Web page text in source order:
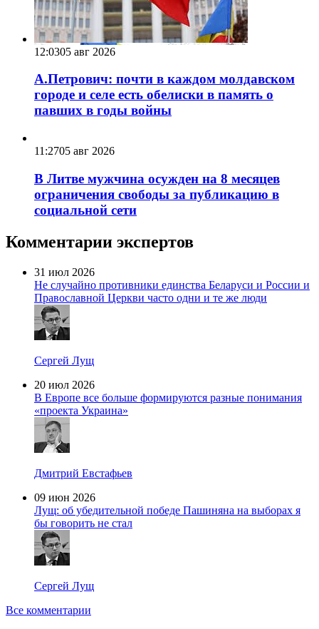
12:0305 авг 2026
А.Петрович: почти в каждом молдавском
городе и селе есть обелиски в память о
павших в годы войны
11:2705 авг 2026
В Литве мужчина осужден на 8 месяцев
ограничения свободы за публикацию в
социальной сети
Комментарии экспертов
31 июл 2026
Не случайно противники единства Беларуси и России и
Православной Церкви часто одни и те же люди
Сергей Лущ
20 июл 2026
В Европе все больше формируются разные понимания
«проекта Украина»
Дмитрий Евстафьев
09 июн 2026
Лущ: об убедительной победе Пашиняна на выборах я
бы говорить не стал
Сергей Лущ
Все комментарии